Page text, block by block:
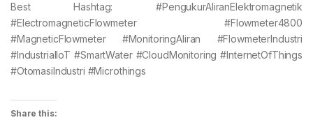
Best Hashtag: #PengukurAliranElektromagnetik
#ElectromagneticFlowmeter #Flowmeter4800
#MagneticFlowmeter #MonitoringAliran #FlowmeterIndustri
#IndustrialIoT #SmartWater #CloudMonitoring #InternetOfThings
#OtomasiIndustri #Microthings
Share this: